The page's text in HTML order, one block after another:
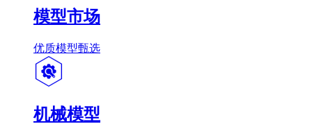
模型市场
优质模型甄选
机械模型